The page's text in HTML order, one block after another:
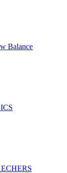
Balance